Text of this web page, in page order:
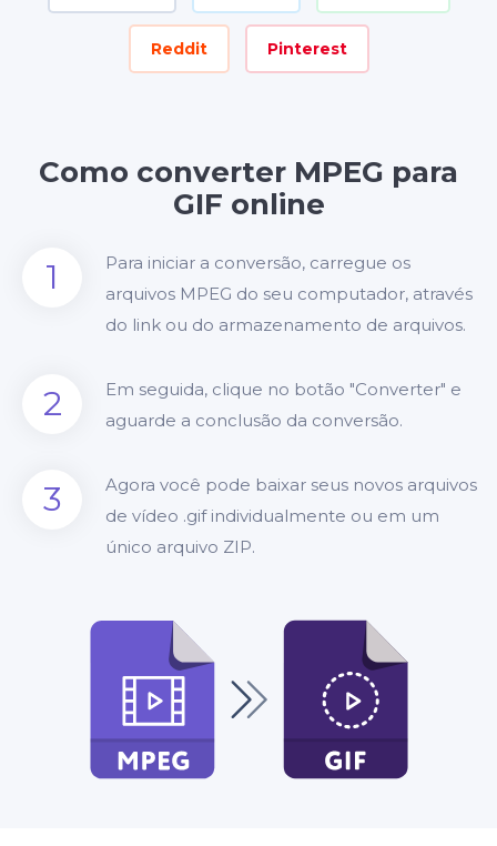
Reddit Pinterest
Como converter MPEG para
GIF online
1
Para iniciar a conversão, carregue os
arquivos MPEG do seu computador, através
do link ou do armazenamento de arquivos.
2
Em seguida, clique no botão "Converter" e
aguarde a conclusão da conversão.
3
Agora você pode baixar seus novos arquivos
de vídeo .gif individualmente ou em um
único arquivo ZIP.